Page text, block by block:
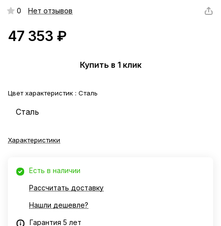
0 Нет отзывов
47 353 ₽
Купить в 1 клик
Цвет характеристик : Сталь
Сталь
Характеристики
Есть в наличии
Рассчитать доставку
Нашли дешевле?
Гарантия 5 лет